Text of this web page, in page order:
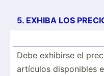
5. EXHIBA LOS
Debe exhibirse el
artículos dispon­ibles